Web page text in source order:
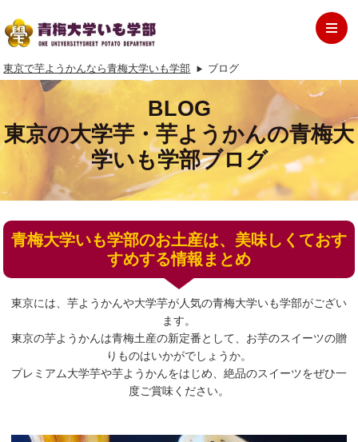
東京で芋ようかんなら青梅大学いも学部 ブログ
BLOG
東京の大学芋・芋ようかんの青梅大
学いも学部ブログ
青梅大学いも学部のお土産は、美味しくておす
すめする情報まとめ
東京には、芋ようかんや大学芋が人気の青梅大学いも学部がござい
ます。
東京の芋ようかんは青梅土産の新定番として、お芋のスイーツの贈
りものはいかがでしょうか。
プレミアム大学芋や芋ようかんをはじめ、絶品のスイーツをぜひ一
度ご賞味ください。